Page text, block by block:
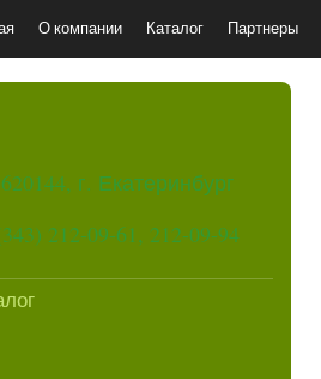
О компании Каталог Партнеры
620144, г. Екатеринбург
212-09-61, 212-09-94